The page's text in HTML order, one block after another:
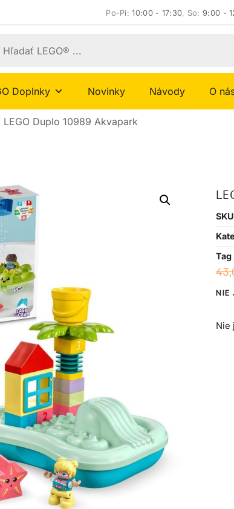
Po-Pi:10:00 - 17:30, So:9:00 -
Doplnky Novinky Návody O
LEGO Duplo 10989 Akvapark
SKU
Tag
NIE
Nie